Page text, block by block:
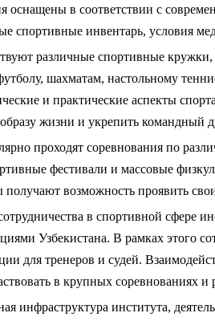
оснащены в соответствии с
спортивные инвентарь, условия
различные спортивные
шахматам, настольному
и практические аспекты
жизни и укрепить командный
проходят соревнования по
фестивали и массовые
получают возможность проявить
в спортивной сфере
Узбекистана. В рамках этого
для тренеров и судей.
в крупных соревнованиях и
инфраструктура института,